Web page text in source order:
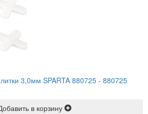
3,0мм SPARTA 880725 - 880725
в корзину